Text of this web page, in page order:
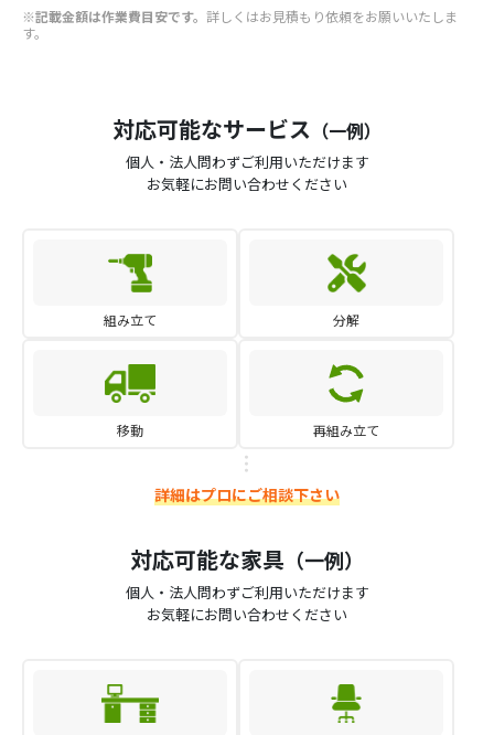
※記載金額は作業費目安です。 詳しくはお見積もり依頼をお願いいたしま
す。
対応可能なサービス （一例）
個人・法人問わずご利用いただけます
お気軽にお問い合わせください
組み立て 分解
移動 再組み立て
詳細はプロにご相談下さい
対応可能な家具 （一例）
個人・法人問わずご利用いただけます
お気軽にお問い合わせください